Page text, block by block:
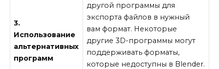
3.
Использование
альтернативных
программ
другой программы для
экспорта файлов в нужный
вам формат. Некоторые
другие 3D-программы могут
поддерживать форматы,
которые недоступны в Blender.